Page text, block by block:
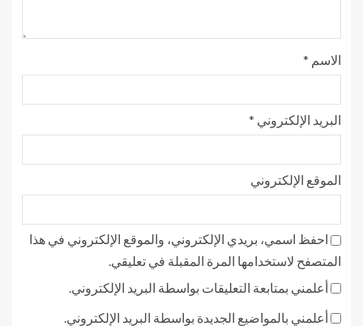
الاسم *
البريد الإلكتروني *
الموقع الإلكتروني
احفظ اسمي، بريدي الإلكتروني، والموقع الإلكتروني في هذا
المتصفح لاستخدامها المرة المقبلة في تعليقي.
أعلمني بمتابعة التعليقات بواسطة البريد الإلكتروني.
أعلمني بالمواضيع الجديدة بواسطة البريد الإلكتروني.